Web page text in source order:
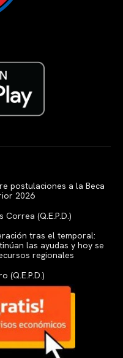
postulaciones a la Beca
2026
(Q.E.P.D.)
tras el temporal:
las ayudas y hoy se
regionales
(Q.E.P.D.)